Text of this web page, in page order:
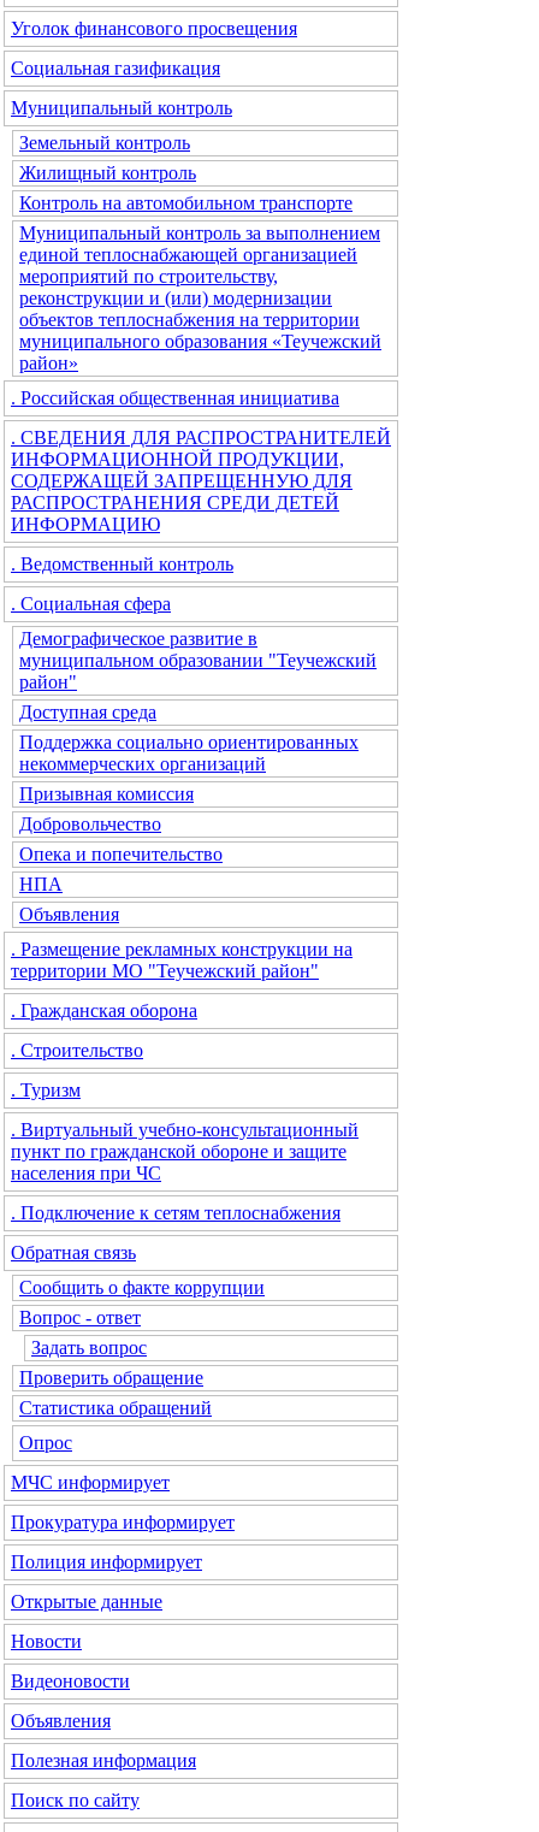
Уголок финансового просвещения
Социальная газификация
Муниципальный контроль
Земельный контроль
Жилищный контроль
Контроль на автомобильном транспорте
Муниципальный контроль за выполнением
единой теплоснабжающей организацией
мероприятий по строительству,
реконструкции и (или) модернизации
объектов теплоснабжения на территории
муниципального образования «Теучежский
район»
. Российская общественная инициатива
. СВЕДЕНИЯ ДЛЯ РАСПРОСТРАНИТЕЛЕЙ
ИНФОРМАЦИОННОЙ ПРОДУКЦИИ,
СОДЕРЖАЩЕЙ ЗАПРЕЩЕННУЮ ДЛЯ
РАСПРОСТРАНЕНИЯ СРЕДИ ДЕТЕЙ
ИНФОРМАЦИЮ
. Ведомственный контроль
. Социальная сфера
Демографическое развитие в
муниципальном образовании "Теучежский
район"
Доступная среда
Поддержка социально ориентированных
некоммерческих организаций
Призывная комиссия
Добровольчество
Опека и попечительство
НПА
Объявления
. Размещение рекламных конструкции на
территории МО "Теучежский район"
. Гражданская оборона
. Строительство
. Туризм
. Виртуальный учебно-консультационный
пункт по гражданской обороне и защите
населения при ЧС
. Подключение к сетям теплоснабжения
Обратная связь
Сообщить о факте коррупции
Вопрос - ответ
Задать вопрос
Проверить обращение
Статистика обращений
Опрос
МЧС информирует
Прокуратура информирует
Полиция информирует
Открытые данные
Новости
Видеоновости
Объявления
Полезная информация
Поиск по сайту